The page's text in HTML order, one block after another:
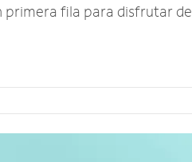
fila para disfrutar